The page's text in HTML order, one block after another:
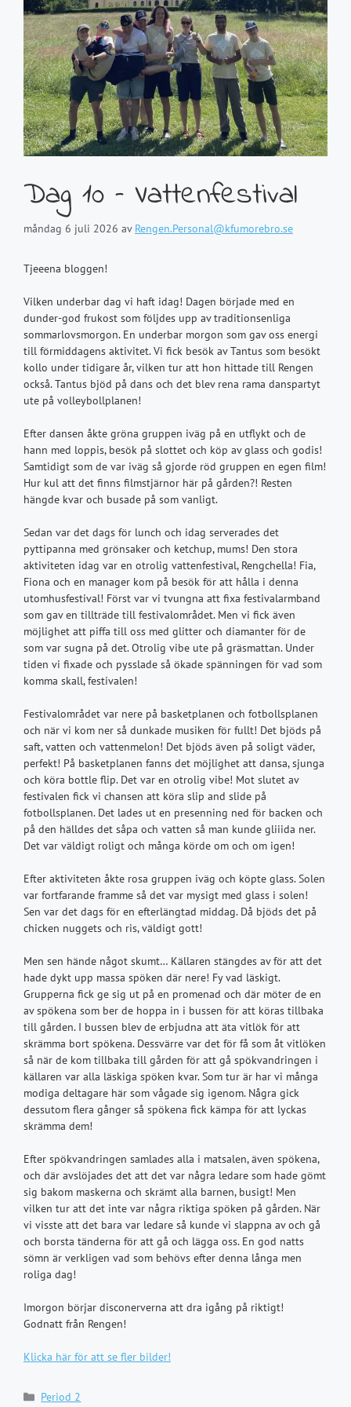
Dag 10 – Vattenfestival
måndag 6 juli 2026 av Rengen.Personal@kfumorebro.se
Tjeeena bloggen!
Vilken underbar dag vi haft idag! Dagen började med en
dunder-god frukost som följdes upp av traditionsenliga
sommarlovsmorgon. En underbar morgon som gav oss energi
till förmiddagens aktivitet. Vi fick besök av Tantus som besökt
kollo under tidigare år, vilken tur att hon hittade till Rengen
också. Tantus bjöd på dans och det blev rena rama danspartyt
ute på volleybollplanen!
Efter dansen åkte gröna gruppen iväg på en utflykt och de
hann med loppis, besök på slottet och köp av glass och godis!
Samtidigt som de var iväg så gjorde röd gruppen en egen film!
Hur kul att det finns filmstjärnor här på gården?! Resten
hängde kvar och busade på som vanligt.
Sedan var det dags för lunch och idag serverades det
pyttipanna med grönsaker och ketchup, mums! Den stora
aktiviteten idag var en otrolig vattenfestival, Rengchella! Fia,
Fiona och en manager kom på besök för att hålla i denna
utomhusfestival! Först var vi tvungna att fixa festivalarmband
som gav en tillträde till festivalområdet. Men vi fick även
möjlighet att piffa till oss med glitter och diamanter för de
som var sugna på det. Otrolig vibe ute på gräsmattan. Under
tiden vi fixade och pysslade så ökade spänningen för vad som
komma skall, festivalen!
Festivalområdet var nere på basketplanen och fotbollsplanen
och när vi kom ner så dunkade musiken för fullt! Det bjöds på
saft, vatten och vattenmelon! Det bjöds även på soligt väder,
perfekt! På basketplanen fanns det möjlighet att dansa, sjunga
och köra bottle flip. Det var en otrolig vibe! Mot slutet av
festivalen fick vi chansen att köra slip and slide på
fotbollsplanen. Det lades ut en presenning ned för backen och
på den hälldes det såpa och vatten så man kunde gliiida ner.
Det var väldigt roligt och många körde om och om igen!
Efter aktiviteten åkte rosa gruppen iväg och köpte glass. Solen
var fortfarande framme så det var mysigt med glass i solen!
Sen var det dags för en efterlängtad middag. Då bjöds det på
chicken nuggets och ris, väldigt gott!
Men sen hände något skumt… Källaren stängdes av för att det
hade dykt upp massa spöken där nere! Fy vad läskigt.
Grupperna fick ge sig ut på en promenad och där möter de en
av spökena som ber de hoppa in i bussen för att köras tillbaka
till gården. I bussen blev de erbjudna att äta vitlök för att
skrämma bort spökena. Dessvärre var det för få som åt vitlöken
så när de kom tillbaka till gården för att gå spökvandringen i
källaren var alla läskiga spöken kvar. Som tur är har vi många
modiga deltagare här som vågade sig igenom. Några gick
dessutom flera gånger så spökena fick kämpa för att lyckas
skrämma dem!
Efter spökvandringen samlades alla i matsalen, även spökena,
och där avslöjades det att det var några ledare som hade gömt
sig bakom maskerna och skrämt alla barnen, busigt! Men
vilken tur att det inte var några riktiga spöken på gården. När
vi visste att det bara var ledare så kunde vi slappna av och gå
och borsta tänderna för att gå och lägga oss. En god natts
sömn är verkligen vad som behövs efter denna långa men
roliga dag!
Imorgon börjar disconerverna att dra igång på riktigt!
Godnatt från Rengen!
Klicka här för att se fler bilder!
Kategorier
Period 2